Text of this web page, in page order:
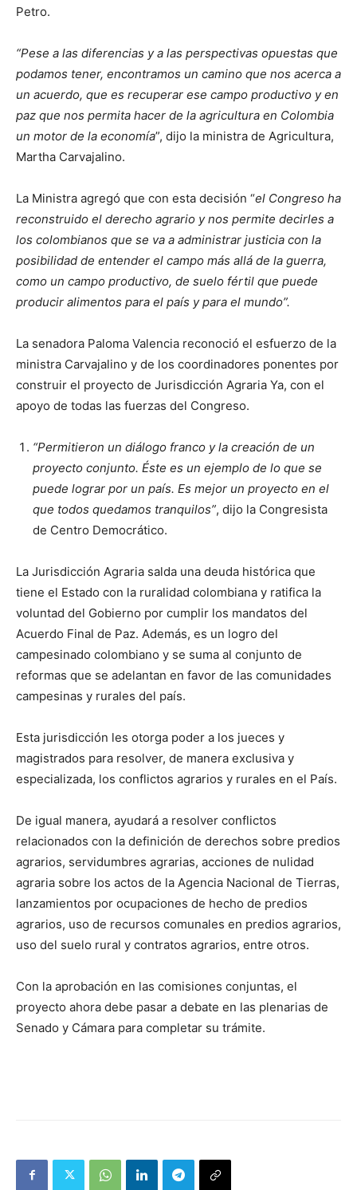
Petro.
“Pese a las diferencias y a las perspectivas opuestas que
podamos tener, encontramos un camino que nos acerca a
un acuerdo, que es recuperar ese campo productivo y en
paz que nos permita hacer de la agricultura en Colombia
un motor de la economía”, dijo la ministra de Agricultura,
Martha Carvajalino.
La Ministra agregó que con esta decisión “el Congreso ha
reconstruido el derecho agrario y nos permite decirles a
los colombianos que se va a administrar justicia con la
posibilidad de entender el campo más allá de la guerra,
como un campo productivo, de suelo fértil que puede
producir alimentos para el país y para el mundo”.
La senadora Paloma Valencia reconoció el esfuerzo de la
ministra Carvajalino y de los coordinadores ponentes por
construir el proyecto de Jurisdicción Agraria Ya, con el
apoyo de todas las fuerzas del Congreso.
“Permitieron un diálogo franco y la creación de un
proyecto conjunto. Éste es un ejemplo de lo que se
puede lograr por un país. Es mejor un proyecto en el
que todos quedamos tranquilos”, dijo la Congresista
de Centro Democrático.
La Jurisdicción Agraria salda una deuda histórica que
tiene el Estado con la ruralidad colombiana y ratifica la
voluntad del Gobierno por cumplir los mandatos del
Acuerdo Final de Paz. Además, es un logro del
campesinado colombiano y se suma al conjunto de
reformas que se adelantan en favor de las comunidades
campesinas y rurales del país.
Esta jurisdicción les otorga poder a los jueces y
magistrados para resolver, de manera exclusiva y
especializada, los conflictos agrarios y rurales en el País.
De igual manera, ayudará a resolver conflictos
relacionados con la definición de derechos sobre predios
agrarios, servidumbres agrarias, acciones de nulidad
agraria sobre los actos de la Agencia Nacional de Tierras,
lanzamientos por ocupaciones de hecho de predios
agrarios, uso de recursos comunales en predios agrarios,
uso del suelo rural y contratos agrarios, entre otros.
Con la aprobación en las comisiones conjuntas, el
proyecto ahora debe pasar a debate en las plenarias de
Senado y Cámara para completar su trámite.